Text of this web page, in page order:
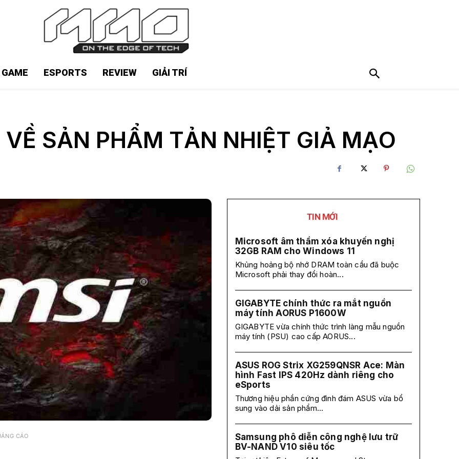
ESPORTS REVIEW GIẢI TRÍ
SẢN PHẨM TẢN NHIỆT GIẢ MẠO
CÁO
TIN MỚI
Microsoft âm thầm xóa khuyến nghị
32GB RAM cho Windows 11
Khủng hoảng bộ nhớ DRAM toàn cầu đã buộc
Microsoft phải thay đổi hoàn...
GIGABYTE chính thức ra mắt nguồn
máy tính AORUS P1600W
GIGABYTE vừa chính thức trình làng mẫu nguồn
máy tính (PSU) cao cấp AORUS...
ASUS ROG Strix XG259QNSR Ace: Màn
hình Fast IPS 420Hz dành riêng cho
eSports
Thương hiệu phần cứng đình đám ASUS vừa bổ
sung vào dải sản phẩm...
Samsung phô diễn công nghệ lưu trữ
BV-NAND V10 siêu tốc